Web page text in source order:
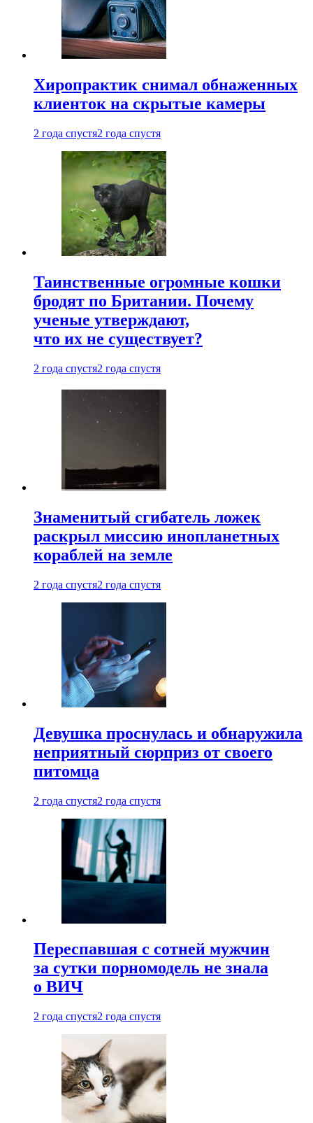
Хиропрактик снимал обнаженных
клиенток на скрытые камеры
2 года спустя2 года спустя
Таинственные огромные кошки
бродят по Британии. Почему
ученые утверждают,
что их не существует?
2 года спустя2 года спустя
Знаменитый сгибатель ложек
раскрыл миссию инопланетных
кораблей на земле
2 года спустя2 года спустя
Девушка проснулась и обнаружила
неприятный сюрприз от своего
питомца
2 года спустя2 года спустя
Переспавшая с сотней мужчин
за сутки порномодель не знала
о ВИЧ
2 года спустя2 года спустя